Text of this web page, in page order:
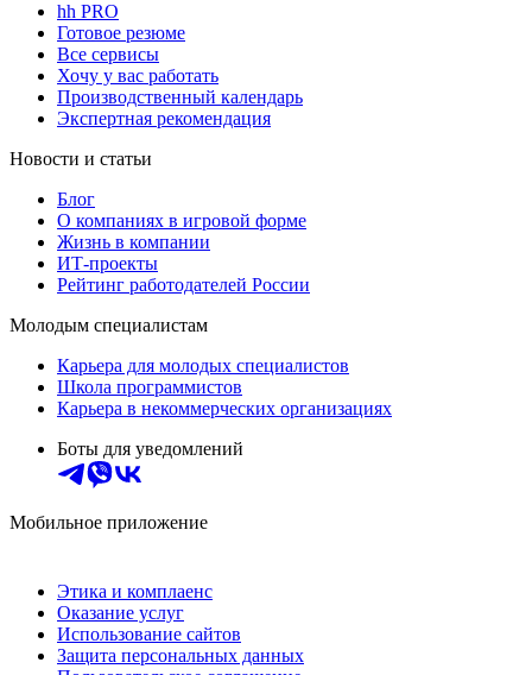
hh PRO
Готовое резюме
Все сервисы
Хочу у вас работать
Производственный календарь
Экспертная рекомендация
Новости и статьи
Блог
О компаниях в игровой форме
Жизнь в компании
ИТ-проекты
Рейтинг работодателей России
Молодым специалистам
Карьера для молодых специалистов
Школа программистов
Карьера в некоммерческих организациях
Боты для уведомлений
Мобильное приложение
Этика и комплаенс
Оказание услуг
Использование сайтов
Защита персональных данных